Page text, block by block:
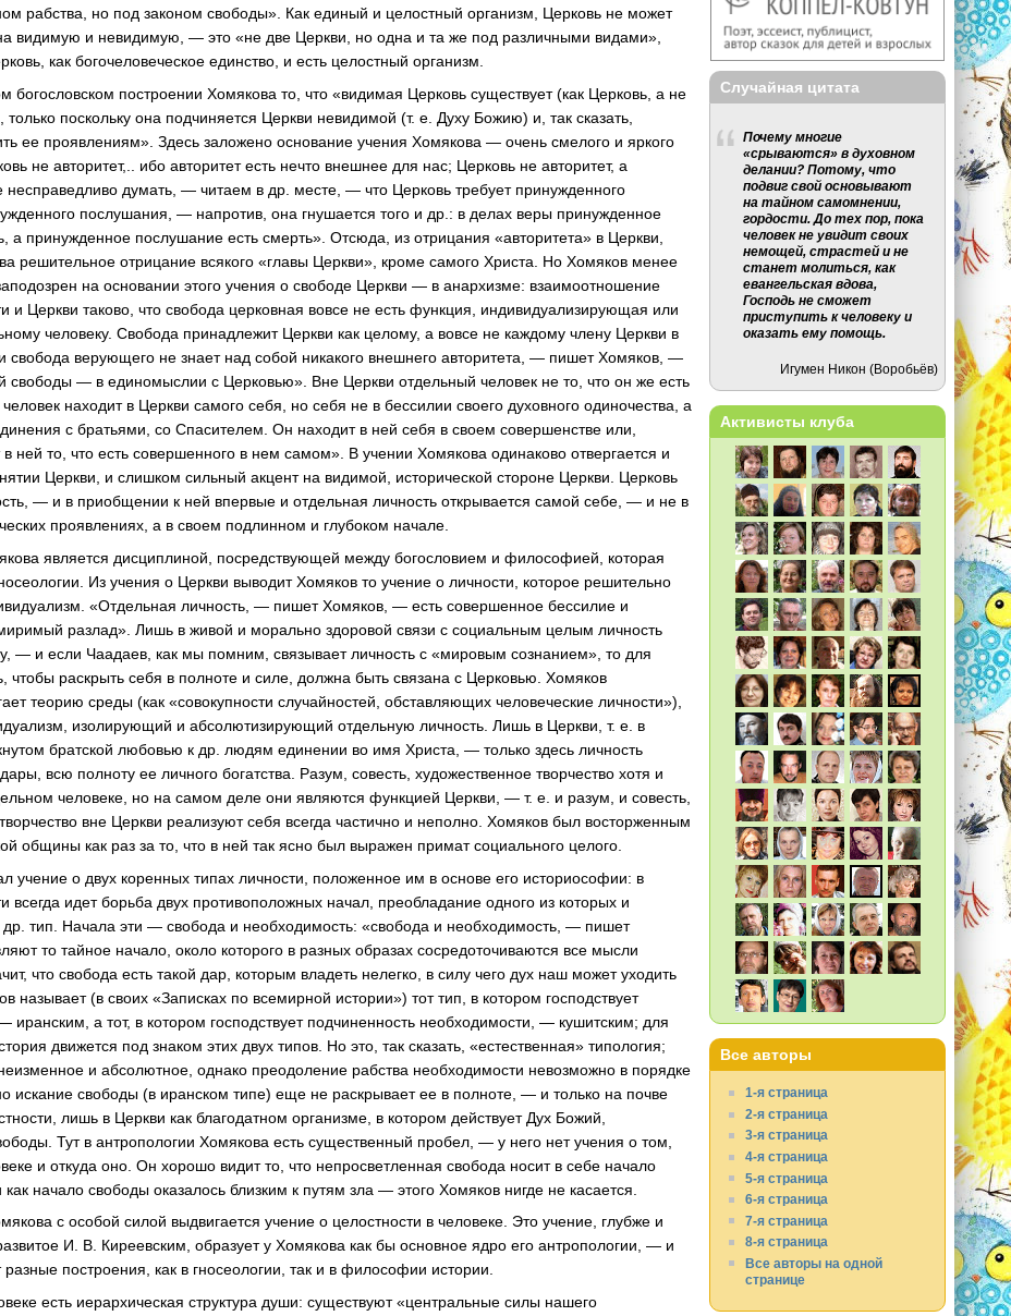
рабства, но под законом свободы». Как единый и целостный организм, Церковь не может
видимую и невидимую, — это «не две Церкви, но одна и та же под различными видами»,
как богочеловеческое единство, и есть целостный организм.
богословском построении Хомякова то, что «видимая Церковь существует (как Церковь, а не
только поскольку она подчиняется Церкви невидимой (т. е. Духу Божию) и, так сказать,
ее проявлениям». Здесь заложено основание учения Хомякова — очень смелого и яркого
не авторитет,.. ибо авторитет есть нечто внешнее для нас; Церковь не авторитет, а
думать, — читаем в др. месте, — что Церковь требует принужденного
послушания, — напротив, она гнушается того и др.: в делах веры принужденное
а принужденное послушание есть смерть». Отсюда, из отрицания «авторитета» в Церкви,
решительное отрицание всякого «главы Церкви», кроме самого Христа. Но Хомяков менее
на основании этого учения о свободе Церкви — в анархизме: взаимоотношение
и Церкви таково, что свобода церковная вовсе не есть функция, индивидуализирующая или
человеку. Свобода принадлежит Церкви как целому, а вовсе не каждому члену Церкви в
свобода верующего не знает над собой никакого внешнего авторитета, — пишет Хомяков, —
свободы — в единомыслии с Церковью». Вне Церкви отдельный человек не то, что он же есть
находит в Церкви самого себя, но себя не в бессилии своего духовного одиночества, а
с братьями, со Спасителем. Он находит в ней себя в своем совершенстве или,
ней то, что есть совершенного в нем самом». В учении Хомякова одинаково отвергается и
Церкви, и слишком сильный акцент на видимой, исторической стороне Церкви. Церковь
— и в приобщении к ней впервые и отдельная личность открывается самой себе, — и не в
проявлениях, а в своем подлинном и глубоком начале.
является дисциплиной, посредствующей между богословием и философией, которая
Из учения о Церкви выводит Хомяков то учение о личности, которое решительно
«Отдельная личность, — пишет Хомяков, — есть совершенное бессилие и
разлад». Лишь в живой и морально здоровой связи с социальным целым личность
— и если Чаадаев, как мы помним, связывает личность с «мировым сознанием», то для
чтобы раскрыть себя в полноте и силе, должна быть связана с Церковью. Хомяков
теорию среды (как «совокупности случайностей, обставляющих человеческие личности»),
изолирующий и абсолютизирующий отдельную личность. Лишь в Церкви, т. е. в
братской любовью к др. людям единении во имя Христа, — только здесь личность
всю полноту ее личного богатства. Разум, совесть, художественное творчество хотя и
человеке, но на самом деле они являются функцией Церкви, — т. е. и разум, и совесть,
вне Церкви реализуют себя всегда частично и неполно. Хомяков был восторженным
общины как раз за то, что в ней так ясно был выражен примат социального целого.
учение о двух коренных типах личности, положенное им в основе его историософии: в
всегда идет борьба двух противоположных начал, преобладание одного из которых и
др. тип. Начала эти — свобода и необходимость: «свобода и необходимость, — пишет
то тайное начало, около которого в разных образах сосредоточиваются все мысли
что свобода есть такой дар, которым владеть нелегко, в силу чего дух наш может уходить
называет (в своих «Записках по всемирной истории») тот тип, в котором господствует
иранским, а тот, в котором господствует подчиненность необходимости, — кушитским; для
движется под знаком этих двух типов. Но это, так сказать, «естественная» типология;
и абсолютное, однако преодоление рабства необходимости невозможно в порядке
искание свободы (в иранском типе) еще не раскрывает ее в полноте, — и только на почве
лишь в Церкви как благодатном организме, в котором действует Дух Божий,
Тут в антропологии Хомякова есть существенный пробел, — у него нет учения о том,
и откуда оно. Он хорошо видит то, что непросветленная свобода носит в себе начало
начало свободы оказалось близким к путям зла — этого Хомяков нигде не касается.
с особой силой выдвигается учение о целостности в человеке. Это учение, глубже и
И. В. Киреевским, образует у Хомякова как бы основное ядро его антропологии, — и
разные построения, как в гносеологии, так и в философии истории.
есть иерархическая структура души: существуют «центральные силы нашего
Случайная цитата
Почему многие
«срываются» в духовном
делании? Потому, что
подвиг свой основывают
на тайном самомнении,
гордости. До тех пор, пока
человек не увидит своих
немощей, страстей и не
станет молиться, как
евангельская вдова,
Господь не сможет
приступить к человеку и
оказать ему помощь.
Игумен Никон (Воробьёв)
Активисты клуба
Все авторы
1-я страница
2-я страница
3-я страница
4-я страница
5-я страница
6-я страница
7-я страница
8-я страница
Все авторы на одной
странице